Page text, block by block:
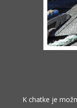
K chatke je